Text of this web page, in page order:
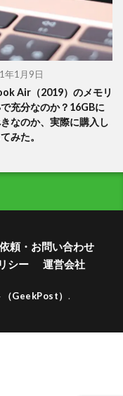
年1月9日
Air（2019）のメモリ
充分なのか？16GBに
なのか、実際に購入し
みた。
頼・お問い合わせ
シー 運営会社
GeekPost） .